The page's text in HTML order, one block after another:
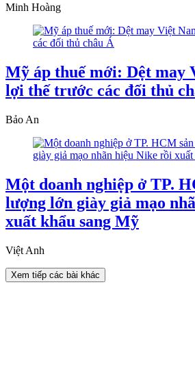
Minh Hoàng
Mỹ áp thuế mới: Dệt may
lợi thế trước các đối thủ
Bảo An
Một doanh nghiệp ở TP.
lượng lớn giày giả mạo
xuất khẩu sang Mỹ
Việt Anh
Xem tiếp các bài khác